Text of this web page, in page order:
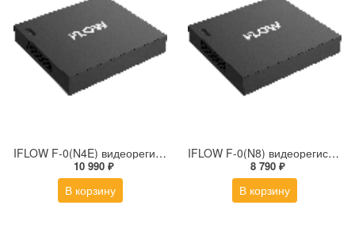
IFLOW F-0(N4E) видеорегистратор
10 990 ₽
В корзину
IFLOW F-0(N8) видеорегистратор
8 790 ₽
В корзину